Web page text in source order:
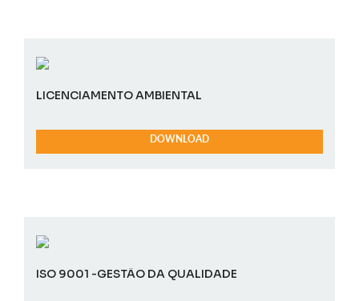
LICENCIAMENTO AMBIENTAL
DOWNLOAD
ISO 9001 -GESTÃO DA QUALIDADE